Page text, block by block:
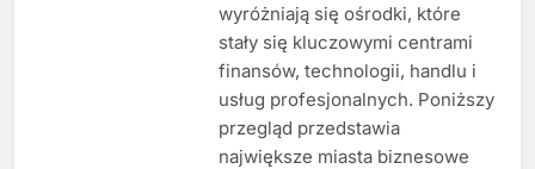
wyróżniają się ośrodki, które
stały się kluczowymi centrami
finansów, technologii, handlu i
usług profesjonalnych. Poniższy
przegląd przedstawia
największe miasta biznesowe